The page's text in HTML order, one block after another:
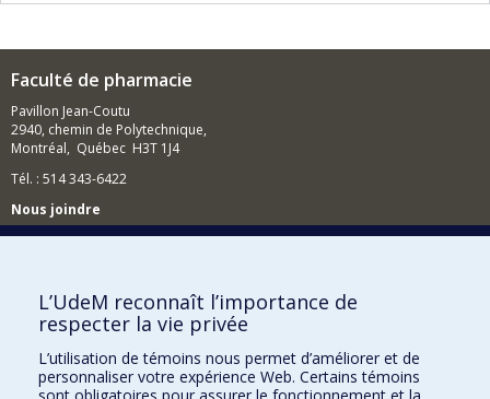
Faculté de pharmacie
Pavillon Jean-Coutu
2940, chemin de Polytechnique,
Montréal, Québec H3T 1J4
Tél. : 514 343-6422
Nous joindre
Nous trouver
Plan du site
Accessibilité
L’UdeM reconnaît l’importance de
respecter la vie privée
L’utilisation de témoins nous permet d’améliorer et de
personnaliser votre expérience Web. Certains témoins
sont obligatoires pour assurer le fonctionnement et la